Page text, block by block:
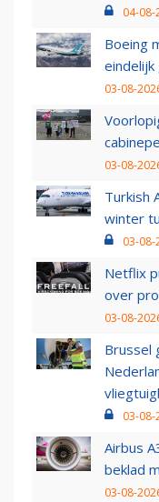
04-08-
Boeing
eindelijk
03-08-
03-08-
Turkish
winter
03-08-
Netflix
over
03-08-
Brussel
03-08-
Airbus
beklad
03-08-